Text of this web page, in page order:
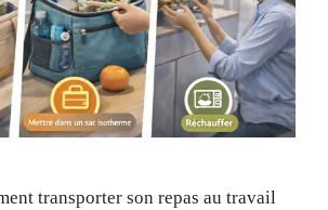
transporter son repas au travail